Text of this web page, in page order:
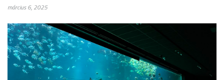
március 6, 2025